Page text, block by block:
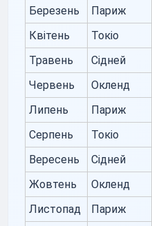
Березень Париж
Квітень
Токіо
Травень
Сідней
Червень
Окленд
Липень
Париж
Серпень
Токіо
Вересень
Сідней
Жовтень
Окленд
Листопад
Париж